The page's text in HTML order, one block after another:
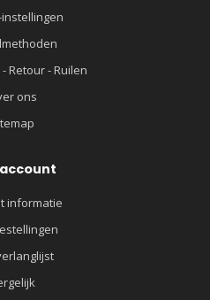
Retour - Ruilen
ons
informatie